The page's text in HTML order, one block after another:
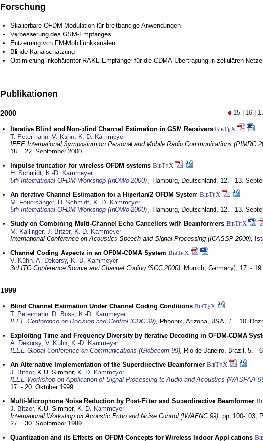
Forschung
Skalierbare OFDM-Modulation für breitbandige Anwendungen
Verbesserung des GSM-Empfanges
Entzerrung von FM-Mobilfunkkanälen
Blinde Kanalschätzung
Optimierung inkohärenter RAKE-Empfänger für die CDMA-Übertragung in zellulären
Publikationen
15 16
2000
Iterative Blind and Non-blind Channel Estimation in GSM Receivers BibTEX
T. Petermann, V. Kühn, K.-D. Kammeyer
IEEE International Symposium on Personal and Mobile Radio Communications (PIMRC
18. - 22. September 2000
Impulse truncation for wireless OFDM systems BibTEX
H. Schmidt, K.-D. Kammeyer
5th International OFDM-Workshop (InOWo 2000) , Hamburg, Deutschland, 12. - 13.
An iterative Channel Estimation for a Hiperlan/2 OFDM System BibTEX
M. Feuersänger, H. Schmidt, K.-D. Kammeyer
5th International OFDM-Workshop (InOWo 2000) , Hamburg, Deutschland, 12. - 13.
Study on Combining Multi-Channel Echo Cancellers with Beamformers BibTEX
M. Kallinger, J. Bitzer, K.-D. Kammeyer
International Conference on Acoustics Speech and Signal Processing (ICASSP 2000),
Channel Coding Aspects in an OFDM-CDMA System BibTEX
V. Kühn, A. Dekorsy, K.-D. Kammeyer
3rd ITG Conference Source and Channel Coding (SCC 2000), Munich, Germany}, 17. -
1999
Blind Channel Estimation Under Channel Coding Conditions BibTEX
T. Petermann, D. Boss, K.-D. Kammeyer
IEEE Conference on Decision and Control (CDC 99), Phoenix, Arizona, USA, 7. - 10.
Exploiting Time and Frequency Diversity by Iterative Decoding in OFDM-CDMA
A. Dekorsy, V. Kühn, K.-D. Kammeyer
IEEE Global Conference on Communications (Globecom 99), Rio de Janeiro, Brazil, 5. -
An Alternative Implementation of the Superdirective Beamformer BibTEX
J. Bitzer, K.U. Simmer, K.-D. Kammeyer
IEEE Workshop on Application of Signal Processing to Audio and Acoustics (WASPAA
17. - 20. Oktober 1999
Multi-Microphone Noise Reduction by Post-Filter and Superdirective Beamformer
J. Bitzer, K.U. Simmer, K.-D. Kammeyer
International Workshop on Acoustic Echo and Noise Control (IWAENC 99), pp. 100-103,
27. - 30. September 1999
Quantization and its Effects on OFDM Concepts for Wireless Indoor Applications